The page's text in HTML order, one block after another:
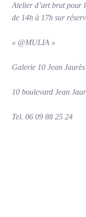
Atelier d’art brut pour
de 14h à 17h sur
« @MULIA »
Galerie 10 Jean Jaurès
10 boulevard Jean
Tel. 06 09 88 25 24